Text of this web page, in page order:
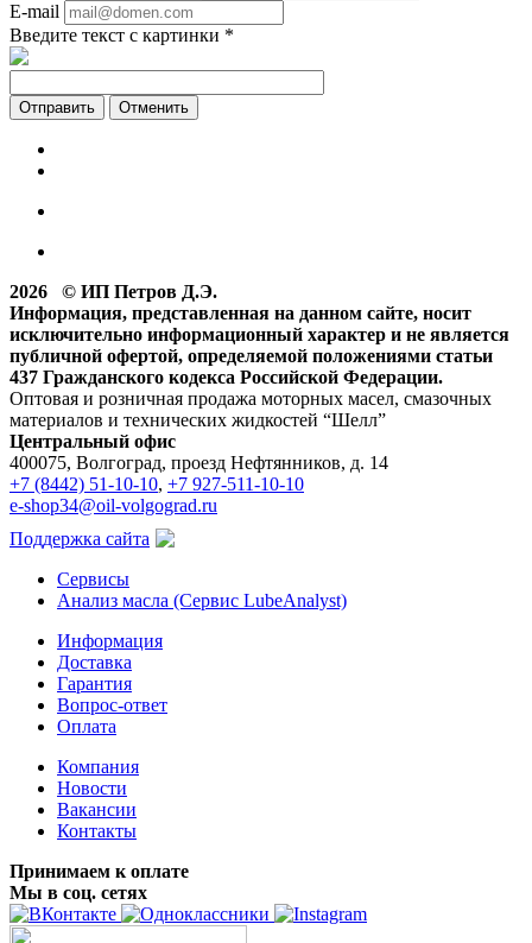
E-mail
Введите текст с картинки *
Отменить
2026 © ИП Петров Д.Э.
Информация, представленная на данном сайте, носит
исключительно информационный характер и не является
публичной офертой, определяемой положениями статьи
437 Гражданского кодекса Российской Федерации.
Оптовая и розничная продажа моторных масел, смазочных
материалов и технических жидкостей “Шелл”
Центральный офис
400075, Волгоград, проезд Нефтянников, д. 14
+7 (8442) 51-10-10, +7 927-511-10-10
e-shop34@oil-volgograd.ru
Поддержка сайта
Сервисы
Анализ масла (Сервис LubeAnalyst)
Информация
Доставка
Гарантия
Вопрос-ответ
Оплата
Компания
Новости
Вакансии
Контакты
Принимаем к оплате
Мы в соц. сетях